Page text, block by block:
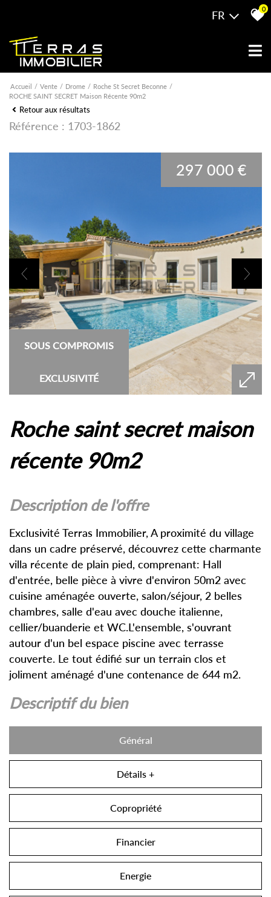
FR 0
Accueil Vente Drome
Roche St Secret Beconne
ROCHE SAINT SECRET Maison Récente 90m2
Retour aux résultats
Référence : 1703-1862
SOUS COMPROMIS
EXCLUSIVITÉ
297 000 €
roche saint secret maison
récente 90m2
description de l'offre
Exclusivité Terras Immobilier, A proximité du village
dans un cadre préservé, découvrez cette charmante
villa récente de plain pied, comprenant: Hall
d'entrée, belle pièce à vivre d'environ 50m2 avec
cuisine aménagée ouverte, salon/séjour, 2 belles
chambres, salle d'eau avec douche italienne,
cellier/buanderie et WC.L'ensemble, s'ouvrant
autour d'un bel espace piscine avec terrasse
couverte. Le tout édifié sur un terrain clos et
joliment aménagé d'une contenance de 644 m2.
descriptif du bien
Général
Détails +
Copropriété
Financier
Energie